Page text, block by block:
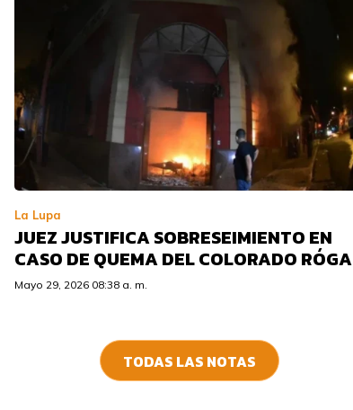
La Lupa
JUEZ JUSTIFICA SOBRESEIMIENTO EN
CASO DE QUEMA DEL COLORADO RÓGA
Mayo 29, 2026 08:38 a. m.
TODAS LAS NOTAS